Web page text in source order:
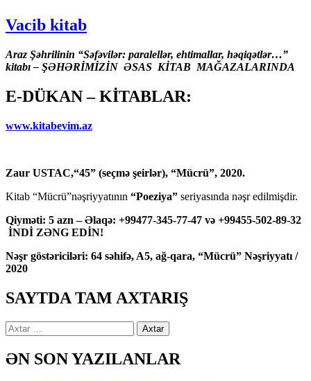
Vacib kitab
Araz Şəhrilinin “Səfəvilər: paralellər, ehtimallar, həqiqətlər…”
kitabı – ŞƏHƏRİMİZİN ƏSAS KİTAB MAĞAZALARINDA
E-DÜKAN – KİTABLAR:
www.kitabevim.az
Zaur USTAC,“45” (seçmə şeirlər), “Mücrü”, 2020.
Kitab “Mücrü”nəşriyyatının “Poeziya” seriyasında nəşr edilmişdir.
Qiyməti: 5 azn – Əlaqə: +99477-345-77-47 və +99455-502-89-32
İNDİ ZƏNG EDİN!
Nəşr göstəriciləri: 64 səhifə, A5, ağ-qara, “Mücrü” Nəşriyyatı /
2020
SAYTDA TAM AXTARIŞ
Axtarış:
ƏN SON YAZILANLAR